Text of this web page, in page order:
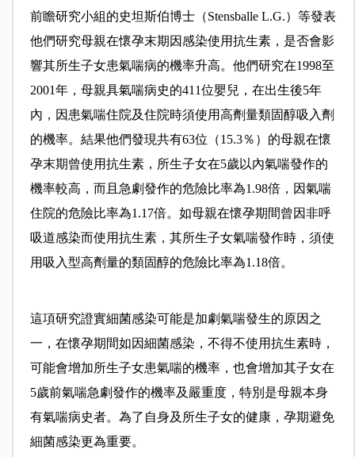
前瞻研究小組的史坦斯伯博士（Stensballe L.G.）等發表
他們研究母親在懷孕末期因感染使用抗生素，是否會影
響其所生子女患氣喘病的機率升高。他們研究在1998至
2001年，母親具氣喘病史的411位嬰兒，在出生後5年
內，因患氣喘住院及住院時須使用高劑量類固醇吸入劑
的機率。結果他們發現共有63位（15.3％）的母親在懷
孕末期曾使用抗生素，所生子女在5歲以內氣喘發作的
機率較高，而且急劇發作的危險比率為1.98倍，因氣喘
住院的危險比率為1.17倍。如母親在懷孕期間曾因非呼
吸道感染而使用抗生素，其所生子女氣喘發作時，須使
用吸入型高劑量的類固醇的危險比率為1.18倍。
這項研究證實細菌感染可能是加劇氣喘發生的原因之
一，在懷孕期間如因細菌感染，不得不使用抗生素時，
可能會增加所生子女患氣喘的機率，也會增加其子女在
5歲前氣喘急劇發作的機率及嚴重度，特別是母親本身
有氣喘病史者。為了自身及所生子女的健康，孕期避免
細菌感染更為重要。